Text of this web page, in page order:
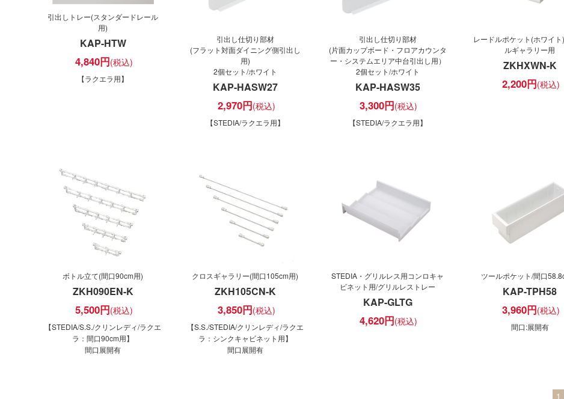
引出しトレー(スタンダードレール
用)
KAP-HTW
4,840円
【ラクエラ用】
引出し仕切り部材
(フラット対面ダイニング側引出し
用)
2個セット/ホワイト
KAP-HASW27
2,970円
【STEDIA/ラクエラ用】
引出し仕切り部材
(片面カップボード・フロアカウンタ
ー・システムエリア中台引出し用）
2個セット/ホワイト
KAP-HASW35
3,300円
【STEDIA/ラクエラ用】
レードルポケット(ホワイ
ルギャラリー用
ZKHXWN-K
2,200円
ボトル立て(間口90cm用)
ZKH090EN-K
5,500円
【STEDIA/S.S./クリンレディ/ラクエ
ラ：間口90cm用】
間口展開有
クロスギャラリー(間口105cm用)
ZKH105CN-K
3,850円
【S.S./STEDIA/クリンレディ/ラクエ
ラ：シンクキャビネット用】
間口展開有
STEDIA・グリルレス用コンロキャ
ビネット用/グリルレストレー
KAP-GLTG
4,620円
ツールポケット/間口
KAP-TPH58
3,960円
間口:展開有
1